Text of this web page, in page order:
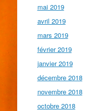
mai 2019
avril 2019
mars 2019
février 2019
janvier 2019
décembre 2018
novembre 2018
octobre 2018